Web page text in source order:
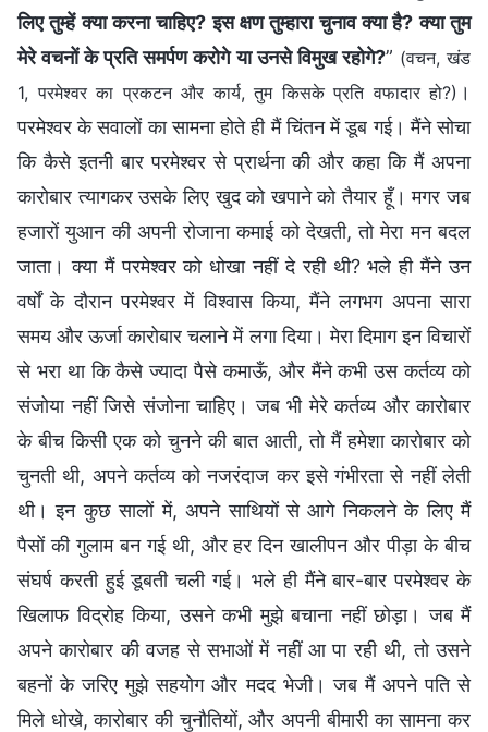
लिए तुम्हें क्या करना चाहिए? इस क्षण तुम्हारा चुनाव क्या है? क्या तुम
मेरे वचनों के प्रति समर्पण करोगे या उनसे विमुख रहोगे?” (वचन, खंड
1, परमेश्वर का प्रकटन और कार्य, तुम किसके प्रति वफादार हो?) ।
परमेश्वर के सवालों का सामना होते ही मैं चिंतन में डूब गई। मैंने सोचा
कि कैसे इतनी बार परमेश्वर से प्रार्थना की और कहा कि मैं अपना
कारोबार त्यागकर उसके लिए खुद को खपाने को तैयार हूँ। मगर जब
हजारों युआन की अपनी रोजाना कमाई को देखती, तो मेरा मन बदल
जाता। क्या मैं परमेश्वर को धोखा नहीं दे रही थी? भले ही मैंने उन
वर्षों के दौरान परमेश्वर में विश्वास किया, मैंने लगभग अपना सारा
समय और ऊर्जा कारोबार चलाने में लगा दिया। मेरा दिमाग इन विचारों
से भरा था कि कैसे ज्यादा पैसे कमाऊँ, और मैंने कभी उस कर्तव्य को
संजोया नहीं जिसे संजोना चाहिए। जब भी मेरे कर्तव्य और कारोबार
के बीच किसी एक को चुनने की बात आती, तो मैं हमेशा कारोबार को
चुनती थी, अपने कर्तव्य को नजरंदाज कर इसे गंभीरता से नहीं लेती
थी। इन कुछ सालों में, अपने साथियों से आगे निकलने के लिए मैं
पैसों की गुलाम बन गई थी, और हर दिन खालीपन और पीड़ा के बीच
संघर्ष करती हुई डूबती चली गई। भले ही मैंने बार-बार परमेश्वर के
खिलाफ विद्रोह किया, उसने कभी मुझे बचाना नहीं छोड़ा। जब मैं
अपने कारोबार की वजह से सभाओं में नहीं आ पा रही थी, तो उसने
बहनों के जरिए मुझे सहयोग और मदद भेजी। जब मैं अपने पति से
मिले धोखे, कारोबार की चुनौतियों, और अपनी बीमारी का सामना कर